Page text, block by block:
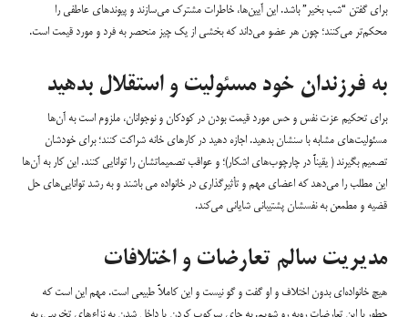
برای گفتن “شب بخیر” باشد. این آیین‌ها، خاطرات مشترک می‌سازند و پیوندهای عاطفی را
محکم‌تر می‌کنند؛ چون هر عضو می‌داند که بخشی از یک چیز منحصر به فرد و مورد قیمت است.
به فرزندان خود مسئولیت و استقلال بدهید
برای تحکیم عزت نفس و حس مورد قیمت بودن در کودکان و نوجوانان، ملزوم است به آن‌ها
مسئولیت‌های مشابه با سنشان بدهید. اجازه دهید در کارهای خانه شراکت کنند؛ برای خودشان
تصمیم بگیرند ( یقیناً در چارچوب‌های اشکار)؛ و عواقب تصمیماتشان را توانایی کنند. این کار به آن‌ها
این مطلب را می‌دهد که اعضای مهم و تأثیرگذاری در خانواده می باشند و به رشد توانایی‌های حل
قضیه و مطمعن به نفسشان پشتیبانی شایانی می‌کند.
مدیریت سالم تعارضات و اختلافات
هیچ خانواده‌ای بدون اختلاف و او گفت و گو نیست و این کاملاً طبیعی است. مهم این است که